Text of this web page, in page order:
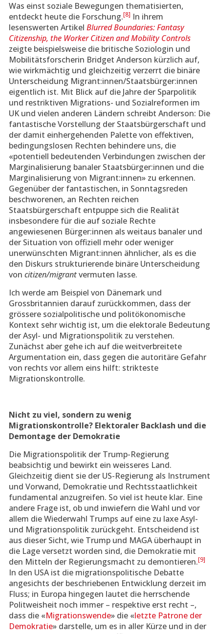
Was einst soziale Bewegungen thematisierten,
entdeckt heute die Forschung.[8] In ihrem
lesenswerten Artikel Blurred Boundaries: Fantasy
Citizenship, the Worker Citizen and Mobility Controls
zeigte beispielsweise die britische Soziologin und
Mobilitätsforscherin Bridget Anderson kürzlich auf,
wie wirkmächtig und gleichzeitig verzerrt die binäre
Unterscheidung Migrant:innen/Staatsbürger:innen
eigentlich ist. Mit Blick auf die Jahre der Sparpolitik
und restriktiven Migrations- und Sozialreformen im
UK und vielen anderen Ländern schreibt Anderson: Die
fantastische Vorstellung der Staatsbürgerschaft und
der damit einhergehenden Palette von effektiven,
bedingungslosen Rechten behindere uns, die
«potentiell bedeutenden Verbindungen zwischen der
Marginalisierung banaler Staatsbürger:innen und die
Marginalisierung von Migrant:innen» zu erkennen.
Gegenüber der fantastischen, in Sonntagsreden
beschworenen, an Rechten reichen
Staatsbürgerschaft entpuppe sich die Realität
insbesondere für die auf soziale Rechte
angewiesenen Bürger:innen als weitaus banaler und
der Situation von offiziell mehr oder weniger
unerwünschten Migrant:innen ähnlicher, als es die
den Diskurs strukturierende binäre Unterscheidung
von citizen/migrantvermuten lasse.
Ich werde am Beispiel von Dänemark und
Grossbritannien darauf zurückkommen, dass der
grössere sozialpolitische und politökonomische
Kontext sehr wichtig ist, um die elektorale Bedeutung
der Asyl- und Migrationspolitik zu verstehen.
Zunächst aber gehe ich auf die weitverbreitete
Argumentation ein, dass gegen die autoritäre Gefahr
von rechts vor allem eins hilft: strikteste
Migrationskontrolle.
Nicht zu viel, sondern zu wenig
Migrationskontrolle? Elektoraler Backlash und die
Demontage der Demokratie
Die Migrationspolitik der Trump-Regierung
beabsichtig und bewirkt ein weisseres Land.
Gleichzeitig dient sie der US-Regierung als Instrument
und Vorwand, Demokratie und Rechtsstaatlichkeit
fundamental anzugreifen. So viel ist heute klar. Eine
andere Frage ist, ob und inwiefern die Wahl und vor
allem die Wiederwahl Trumps auf eine zu laxe Asyl-
und Migrationspolitik zurückgeht. Entscheidend ist
aus dieser Sicht, wie Trump und MAGA überhaupt in
die Lage versetzt worden sind, die Demokratie mit
den Mitteln der Regierungsmacht zu demontieren.[9]
In den USA ist die migrationspolitische Debatte
angesichts der beschriebenen Entwicklung derzeit im
Fluss; in Europa hingegen lautet die herrschende
Politweisheit noch immer – respektive erst recht –,
dass die «Migrationswende» die «letzte Patrone der
Demokratie» darstelle, um es in aller Kürze und in der